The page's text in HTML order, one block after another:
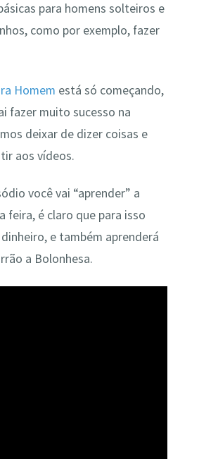
para homens solteiros e
como por exemplo, fazer
Homem está só começando,
fazer muito sucesso na
deixar de dizer coisas e
aos vídeos.
você vai “aprender” a
feira, é claro que para isso
e também aprenderá
a Bolonhesa.